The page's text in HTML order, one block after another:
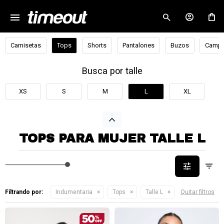
menu
Camisetas Tops Shorts Pantalones Buzos
Busca por talle
XS S M L XL
TOPS PARA MUJER TALLE L
Filtrando por: Indumentaria Tops Talle L Quitar filtros